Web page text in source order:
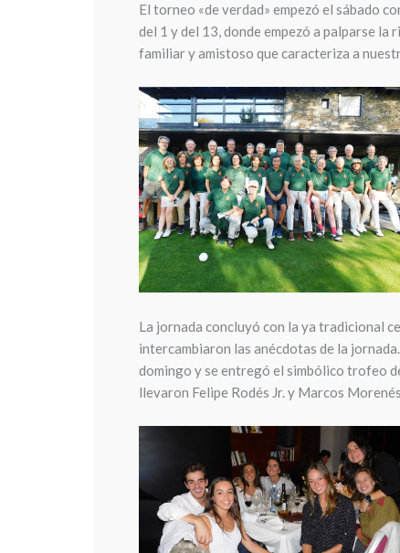
El torneo «de verdad» empezó el sábado
del 1 y del 13, donde empezó a palparse
familiar y amistoso que caracteriza a
La jornada concluyó con la ya tradicional
intercambiaron las anécdotas de la
domingo y se entregó el simbólico trofeo
llevaron Felipe Rodés Jr. y Marcos